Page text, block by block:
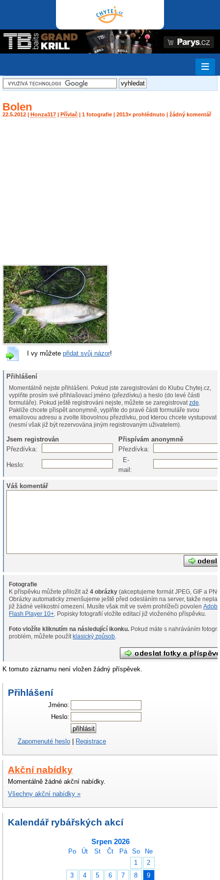
Bolen
22.5.2012 | Honza317 Přívlač | 1 fotografie | 2013× prohlédnuto | žádný komentář
I vy můžete přidat svůj názor!
Přihlášení
Momentálně nejste přihlášeni. Pokud jste zaregistrováni do Klubu Chytej.cz,
vyplňte prosím své přihlašovací jméno (přezdívku) a heslo (do levé části
formuláře). Pokud ještě registrováni nejste, můžete se zaregistrovatzde.
Pakliže chcete přispět anonymně, vyplňte do pravé části formuláře svou
emailovou adresu a zvolte libovolnou přezdívku, pod kterou chcete vystupovat
(nesmí však již být rezervována jiným registrovaným uživatelem).
Jsem registrován
Přispívám anonymně
Přezdívka:
Přezdívka:
Heslo:
E-
mail:
Váš komentář
Fotografie
K příspěvku můžete přiložit až4 obrázky (akceptujeme formát JPEG, GIF a
Obrázky automaticky zmenšujeme ještě před odesláním na server, takže
již žádné velikostní omezení. Musíte však mít ve svém prohlížeči povolen
Flash Player 10+ . Popisky fotografií vložíte editací již vloženého příspěvku.
Foto vložíte kliknutím na následující ikonku.
problém, můžete použít klasický způsob.
K tomuto záznamu není vložen žádný příspěvek.
Přihlášení
Jméno:
Heslo:
Zapomenuté heslo Registrace
Akční nabídky
Momentálně žádné akční nabídky.
Všechny akční nabídky »
Kalendář rybářských akcí
Srpen 2026
Po Út St Čt Pá So
Ne
1
2
3
4 5 6 7 8 9